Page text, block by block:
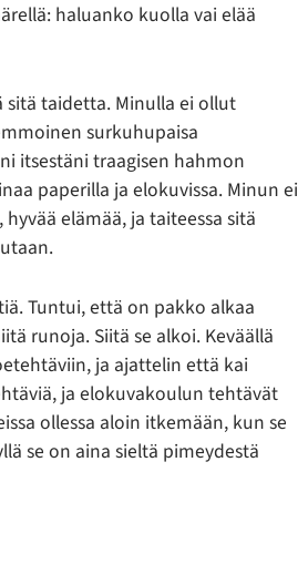
haluanko kuolla vai elää
taidetta. Minulla ei ollut
surkuhupaisa
itsestäni traagisen hahmon
paperilla ja elokuvissa. Minun ei
elämää, ja taiteessa sitä
Tuntui, että on pakko alkaa
runoja. Siitä se alkoi. Keväällä
ja ajattelin että kai
ja elokuvakoulun tehtävät
ollessa aloin itkemään, kun se
se on aina sieltä pimeydestä